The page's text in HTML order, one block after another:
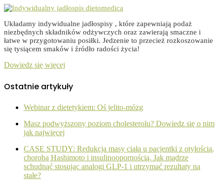
Układamy indywidualne jadłospisy , które zapewniają podaż
niezbędnych składników odżywczych oraz zawierają smaczne i
łatwe w przygotowaniu posiłki. Jedzenie to przecież rozkoszowanie
się tysiącem smaków i źródło radości życia!
Dowiedz się więcej
Ostatnie artykuły
Webinar z dietetykiem: Oś jelito-mózg
Masz podwyższony poziom cholesterolu? Dowiedz się o nim
jak najwięcej
CASE STUDY: Redukcja masy ciała u pacjentki z otyłością,
chorobą Hashimoto i insulinoopornością. Jak mądrze
schudnąć stosując analogi GLP-1 i utrzymać rezultaty na
stałe?